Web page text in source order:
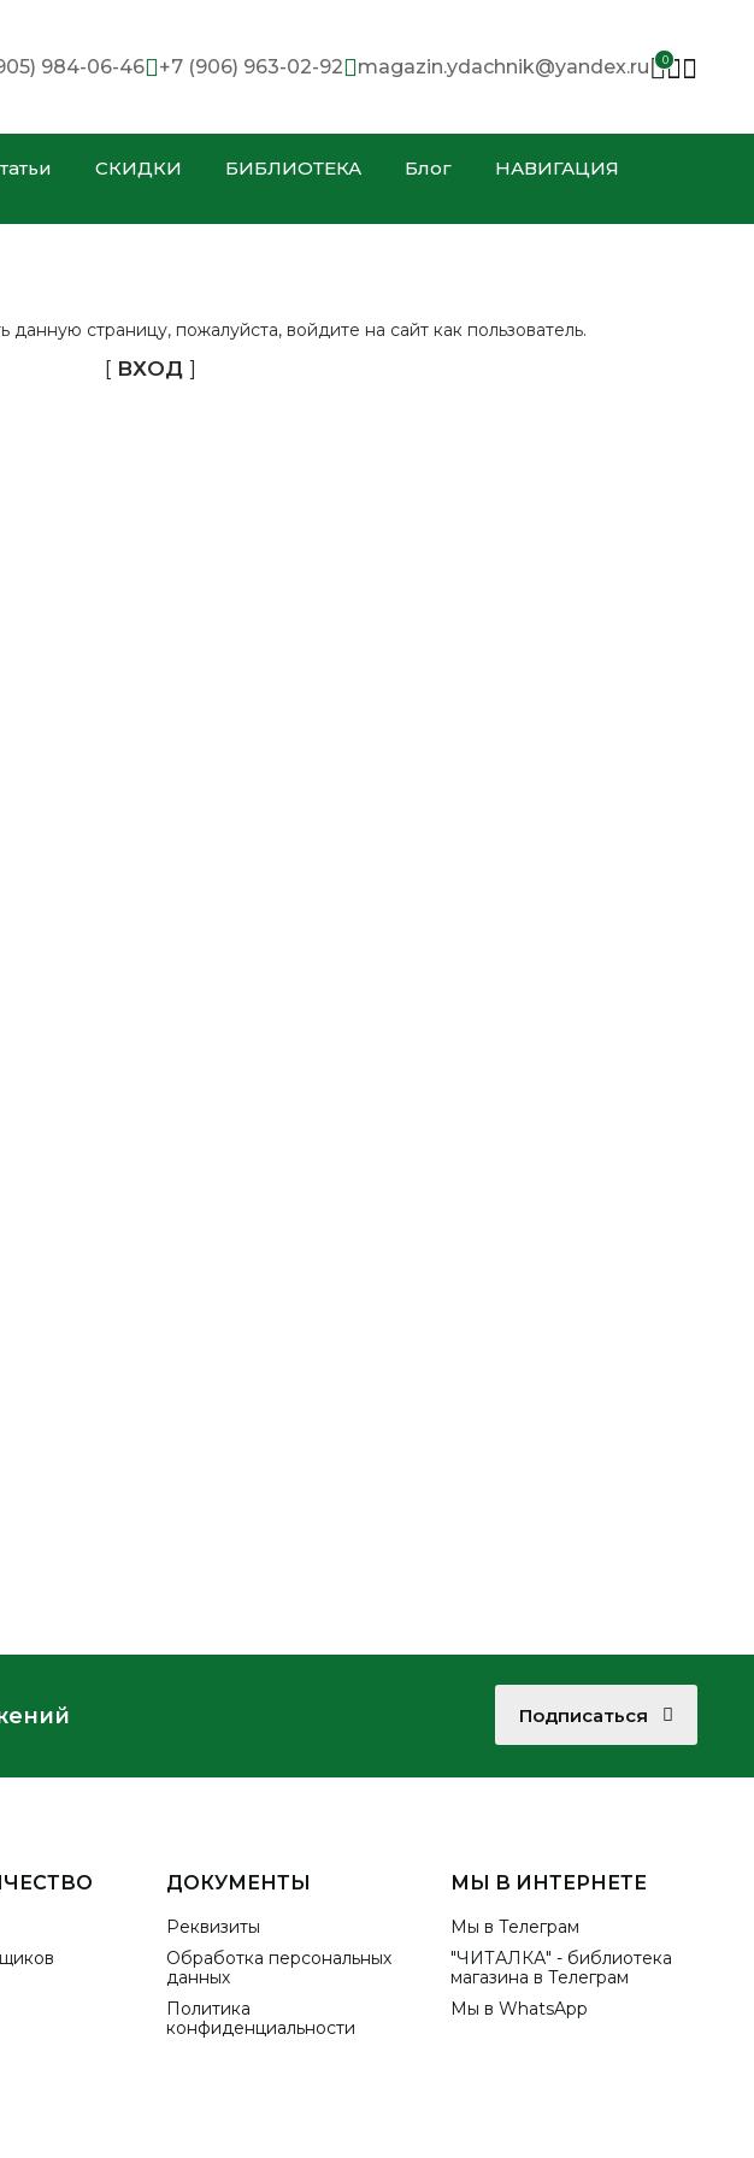
984-06-46 +7 (906) 963-02-92 magazin.ydachnik@yandex.ru 0
СКИДКИ БИБЛИОТЕКА Блог
НАВИГАЦИЯ
данную страницу, пожалуйста, войдите на сайт как пользователь.
[ ВХОД]
Подписаться
ДОКУМЕНТЫ
Реквизиты
Обработка персональных
данных
Политика
конфиденциальности
МЫ В ИНТЕРНЕТЕ
Мы в Телеграм
"ЧИТАЛКА" - библиотека
магазина в Телеграм
Мы в WhatsApp